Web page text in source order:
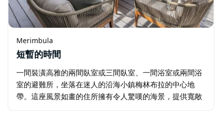
Merimbula
短暫的時間
一間裝潢高雅的兩間臥室或三間臥室、一間浴室或兩間浴
室的避難所，坐落在迷人的沿海小鎮梅林布拉的中心地
帶。這座風景如畫的住所擁有令人驚嘆的海景，提供寬敞